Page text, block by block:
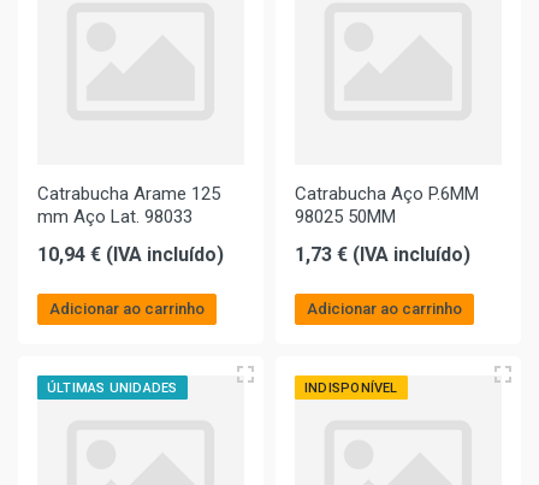
Catrabucha Arame 125
mm Aço Lat. 98033
10,94 € (IVA incluído)
Adicionar ao carrinho
Catrabucha Aço P.6MM
98025 50MM
1,73 € (IVA incluído)
Adicionar ao carrinho
ÚLTIMAS UNIDADES INDISPONÍVEL